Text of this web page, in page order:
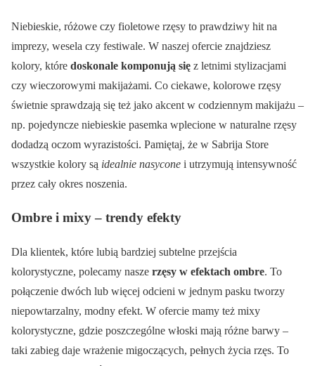
Niebieskie, różowe czy fioletowe rzęsy to prawdziwy hit na
imprezy, wesela czy festiwale. W naszej ofercie znajdziesz
kolory, które doskonale komponują się z letnimi stylizacjami
czy wieczorowymi makijażami. Co ciekawe, kolorowe rzęsy
świetnie sprawdzają się też jako akcent w codziennym makijażu –
np. pojedyncze niebieskie pasemka wplecione w naturalne rzęsy
dodadzą oczom wyrazistości. Pamiętaj, że w Sabrija Store
wszystkie kolory są idealnie nasycone i utrzymują intensywność
przez cały okres noszenia.
Ombre i mixy – trendy efekty
Dla klientek, które lubią bardziej subtelne przejścia
kolorystyczne, polecamy nasze rzęsy w efektach ombre. To
połączenie dwóch lub więcej odcieni w jednym pasku tworzy
niepowtarzalny, modny efekt. W ofercie mamy też mixy
kolorystyczne, gdzie poszczególne włoski mają różne barwy –
taki zabieg daje wrażenie migoczących, pełnych życia rzęs. To